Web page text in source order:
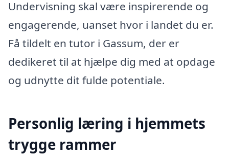
Undervisning skal være inspirerende og
engagerende, uanset hvor i landet du er.
Få tildelt en tutor i Gassum, der er
dedikeret til at hjælpe dig med at opdage
og udnytte dit fulde potentiale.
Personlig læring i hjemmets
trygge rammer